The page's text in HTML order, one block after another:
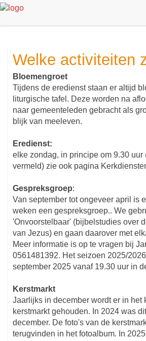
Welke activiteiten
Bloemengroet
Tijdens de eredienst staan er altijd
liturgische tafel. Deze worden na
naar gemeenteleden gebracht als
blijk van meeleven.
Eredienst:
elke zondag, in principe om 9.30 uur
vermeld) zie ook pagina
Gespreksgroep:
Van september tot ongeveer april is
weken een gespreksgroep.. We
'Onvoorstelbaar' (bijbelstudies over
van Jezus) en gaan daarover met
Meer informatie is op te vragen bij
0561481392. Het seizoen 2025/
september 2025 vanaf 19.30 uur in
Kerstmarkt
Jaarlijks in december wordt er in het
kerstmarkt gehouden. In 2024 was
december. De foto's van de
terugvinden in het fotoalbum. In